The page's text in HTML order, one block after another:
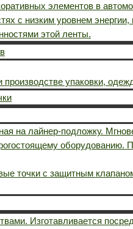
элементов в
с низким уровнем
этой ленты.
производстве упаковки,
на лайнер-подложку.
оборудованию.
точки с защитным
Изготавливается